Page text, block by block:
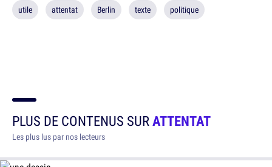
utile attentat Berlin texte politique
PLUS DE CONTENUS SURATTENTAT
Les plus lus par nos lecteurs